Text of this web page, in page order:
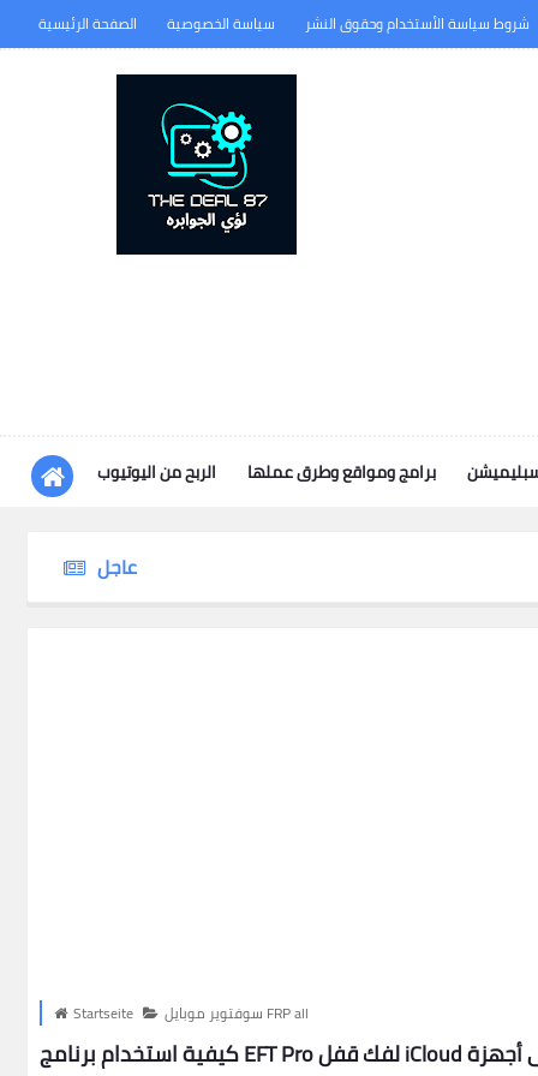
الصفحة الرئيسية سياسة الخصوصية شروط سياسة الأستخدام وحقوق النشر
الربح من اليوتيوب برامج ومواقع وطرق عملها
عاجل
Startseite سوفتوير موبايل FRP all